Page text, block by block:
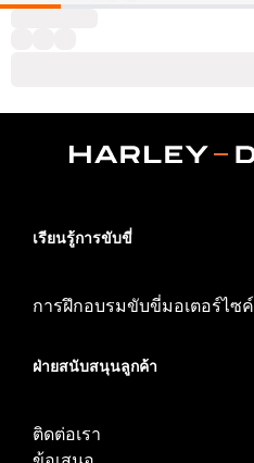
เรียนรู้การขับขี่
การฝึกอบรมขับขี่มอเตอร์ไซค์
ฝ่ายสนับสนุนลูกค้า
ติดต่อเรา